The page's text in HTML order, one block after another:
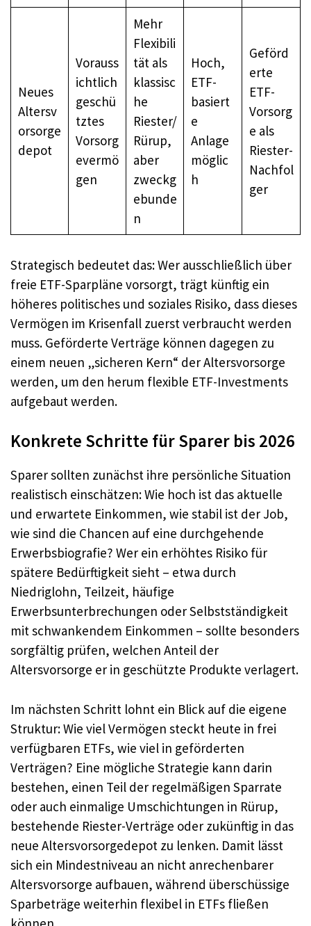
Neues
Altersv
orsorge
depot
Vorauss
ichtlich
geschü
tztes
Vorsorg
evermö
gen
Mehr
Flexibili
tät als
klassisc
he
Riester/
Rürup,
aber
zweckg
ebunde
n
Hoch,
ETF-
basiert
e
Anlage
möglic
h
Geförd
erte
ETF-
Vorsorg
e als
Riester-
Nachfol
ger
Strategisch bedeutet das: Wer ausschließlich über
freie ETF-Sparpläne vorsorgt, trägt künftig ein
höheres politisches und soziales Risiko, dass dieses
Vermögen im Krisenfall zuerst verbraucht werden
muss. Geförderte Verträge können dagegen zu
einem neuen „sicheren Kern“ der Altersvorsorge
werden, um den herum flexible ETF-Investments
aufgebaut werden.
Konkrete Schritte für Sparer bis 2026
Sparer sollten zunächst ihre persönliche Situation
realistisch einschätzen: Wie hoch ist das aktuelle
und erwartete Einkommen, wie stabil ist der Job,
wie sind die Chancen auf eine durchgehende
Erwerbsbiografie? Wer ein erhöhtes Risiko für
spätere Bedürftigkeit sieht – etwa durch
Niedriglohn, Teilzeit, häufige
Erwerbsunterbrechungen oder Selbstständigkeit
mit schwankendem Einkommen – sollte besonders
sorgfältig prüfen, welchen Anteil der
Altersvorsorge er in geschützte Produkte verlagert.
Im nächsten Schritt lohnt ein Blick auf die eigene
Struktur: Wie viel Vermögen steckt heute in frei
verfügbaren ETFs, wie viel in geförderten
Verträgen? Eine mögliche Strategie kann darin
bestehen, einen Teil der regelmäßigen Sparrate
oder auch einmalige Umschichtungen in Rürup,
bestehende Riester-Verträge oder zukünftig in das
neue Altersvorsorgedepot zu lenken. Damit lässt
sich ein Mindestniveau an nicht anrechenbarer
Altersvorsorge aufbauen, während überschüssige
Sparbeträge weiterhin flexibel in ETFs fließen